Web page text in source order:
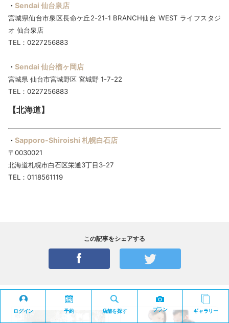
ログイン 予約 店舗を探す プラン ギャラリー
・ Sendai 仙台泉店
宮城県仙台市泉区長命ケ丘2-21-1 BRANCH仙台 WEST ライフスタジ
オ 仙台泉店
TEL：0227256883
・ Sendai 仙台榴ヶ岡店
宮城県 仙台市宮城野区 宮城野 1-7-22
TEL：0227256883
【北海道】
・ Sapporo-Shiroishi 札幌白石店
〒0030021
北海道札幌市白石区栄通3丁目3-27
TEL：0118561119
この記事をシェアする